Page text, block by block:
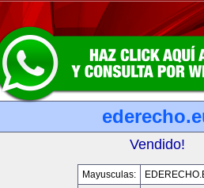
Vendido!
Mayusculas: